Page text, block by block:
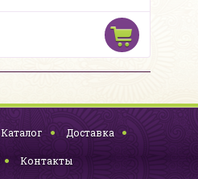
Каталог Доставка
Контакты